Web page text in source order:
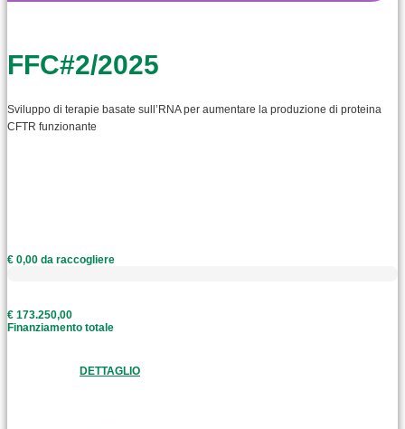
FFC#2/2025
Sviluppo di terapie basate sull’RNA per aumentare la produzione di proteina
CFTR funzionante
€ 0,00 da raccogliere
€ 173.250,00
Finanziamento totale
DETTAGLIO